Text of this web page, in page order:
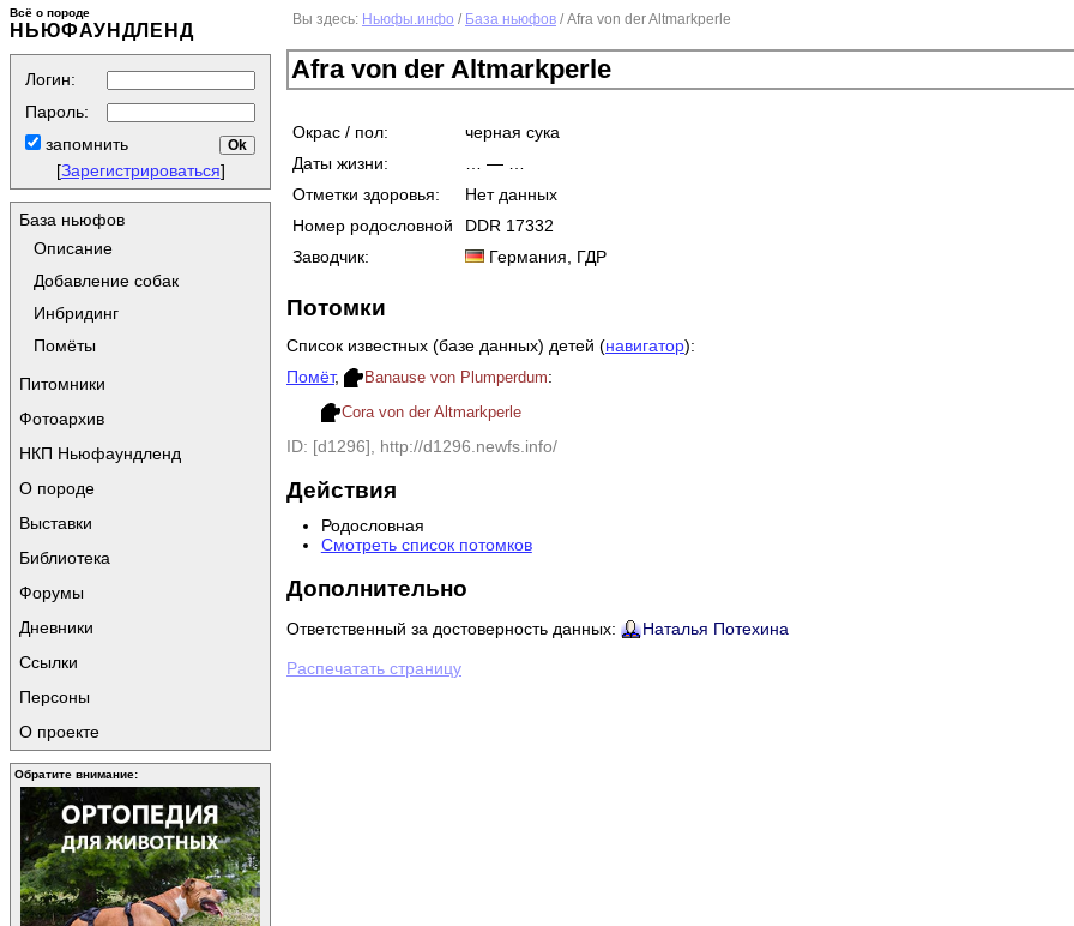
Всё о породе
НЬЮФАУНДЛЕНД
Логин:
Пароль:
запомнить
[Зарегистрироваться]
База ньюфов
Описание
Добавление собак
Инбридинг
Помёты
Питомники
Фотоархив
НКП Ньюфаундленд
О породе
Выставки
Библиотека
Форумы
Дневники
Ссылки
Персоны
О проекте
Обратите внимание:
Вы здесь: Ньюфы.инфо / База ньюфов / Afra von der Altmarkperle
Afra von der Altmarkperle
Окрас / пол:
черная сука
Даты жизни:
… — …
Отметки здоровья:
Нет данных
Номер родословной
DDR 17332
Заводчик:
Германия, ГДР
Потомки
Список известных (базе данных) детей (навигатор):
Помёт, Banause von Plumperdum:
Cora von der Altmarkperle
ID: [d1296], http://d1296.newfs.info/
Действия
Родословная
Смотреть список потомков
Дополнительно
Ответственный за достоверность данных: Наталья Потехина
Распечатать страницу